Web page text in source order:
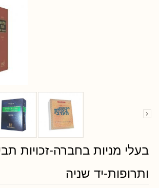
בעלי מניות בחברה-זכויות
ותרופות-יד שניה